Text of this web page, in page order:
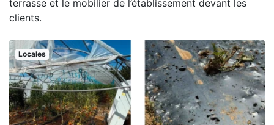
terrasse et le mobilier de l’établissement devant les
clients.
Locales